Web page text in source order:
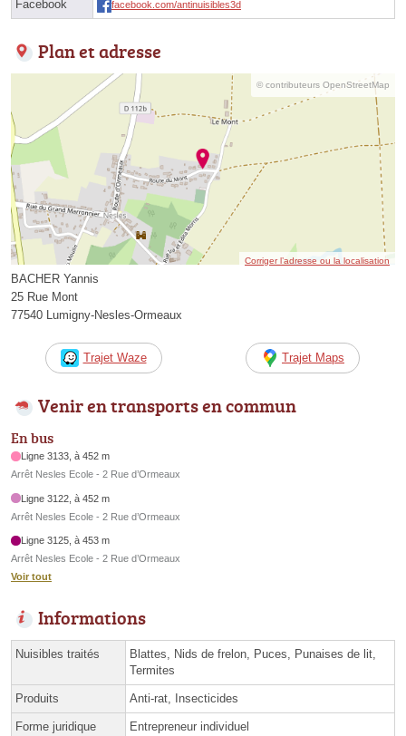
Facebook facebook.com/antinuisibles3d
Plan et adresse
© contributeurs OpenStreetMap
Corriger l’adresse ou la localisation
BACHER Yannis
25 Rue Mont
77540 Lumigny-Nesles-Ormeaux
Trajet Waze Trajet Maps
Venir en transports en commun
En bus
Ligne 3133, à 452 m
Arrêt Nesles Ecole - 2 Rue d’Ormeaux
Ligne 3122, à 452 m
Arrêt Nesles Ecole - 2 Rue d’Ormeaux
Ligne 3125, à 453 m
Arrêt Nesles Ecole - 2 Rue d’Ormeaux
Voir tout
Informations
Nuisibles traités
Blattes, Nids de frelon, Puces, Punaises de lit,
Termites
Produits Anti-rat, Insecticides
Forme juridique Entrepreneur individuel